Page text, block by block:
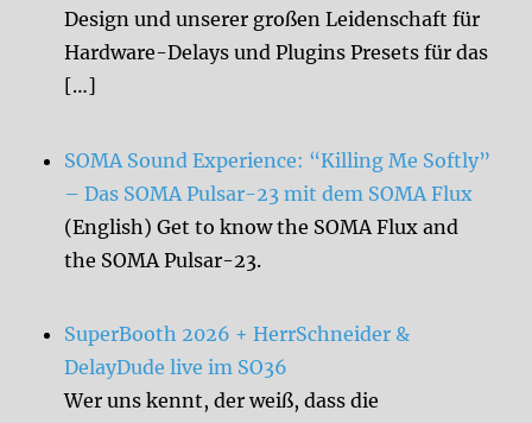
Design und unserer großen Leidenschaft für
Hardware-Delays und Plugins Presets für das
[…]
SOMA Sound Experience: “Killing Me Softly”
– Das SOMA Pulsar-23 mit dem SOMA Flux
(English) Get to know the SOMA Flux and
the SOMA Pulsar-23.
SuperBooth 2026 + HerrSchneider &
DelayDude live im SO36
Wer uns kennt, der weiß, dass die